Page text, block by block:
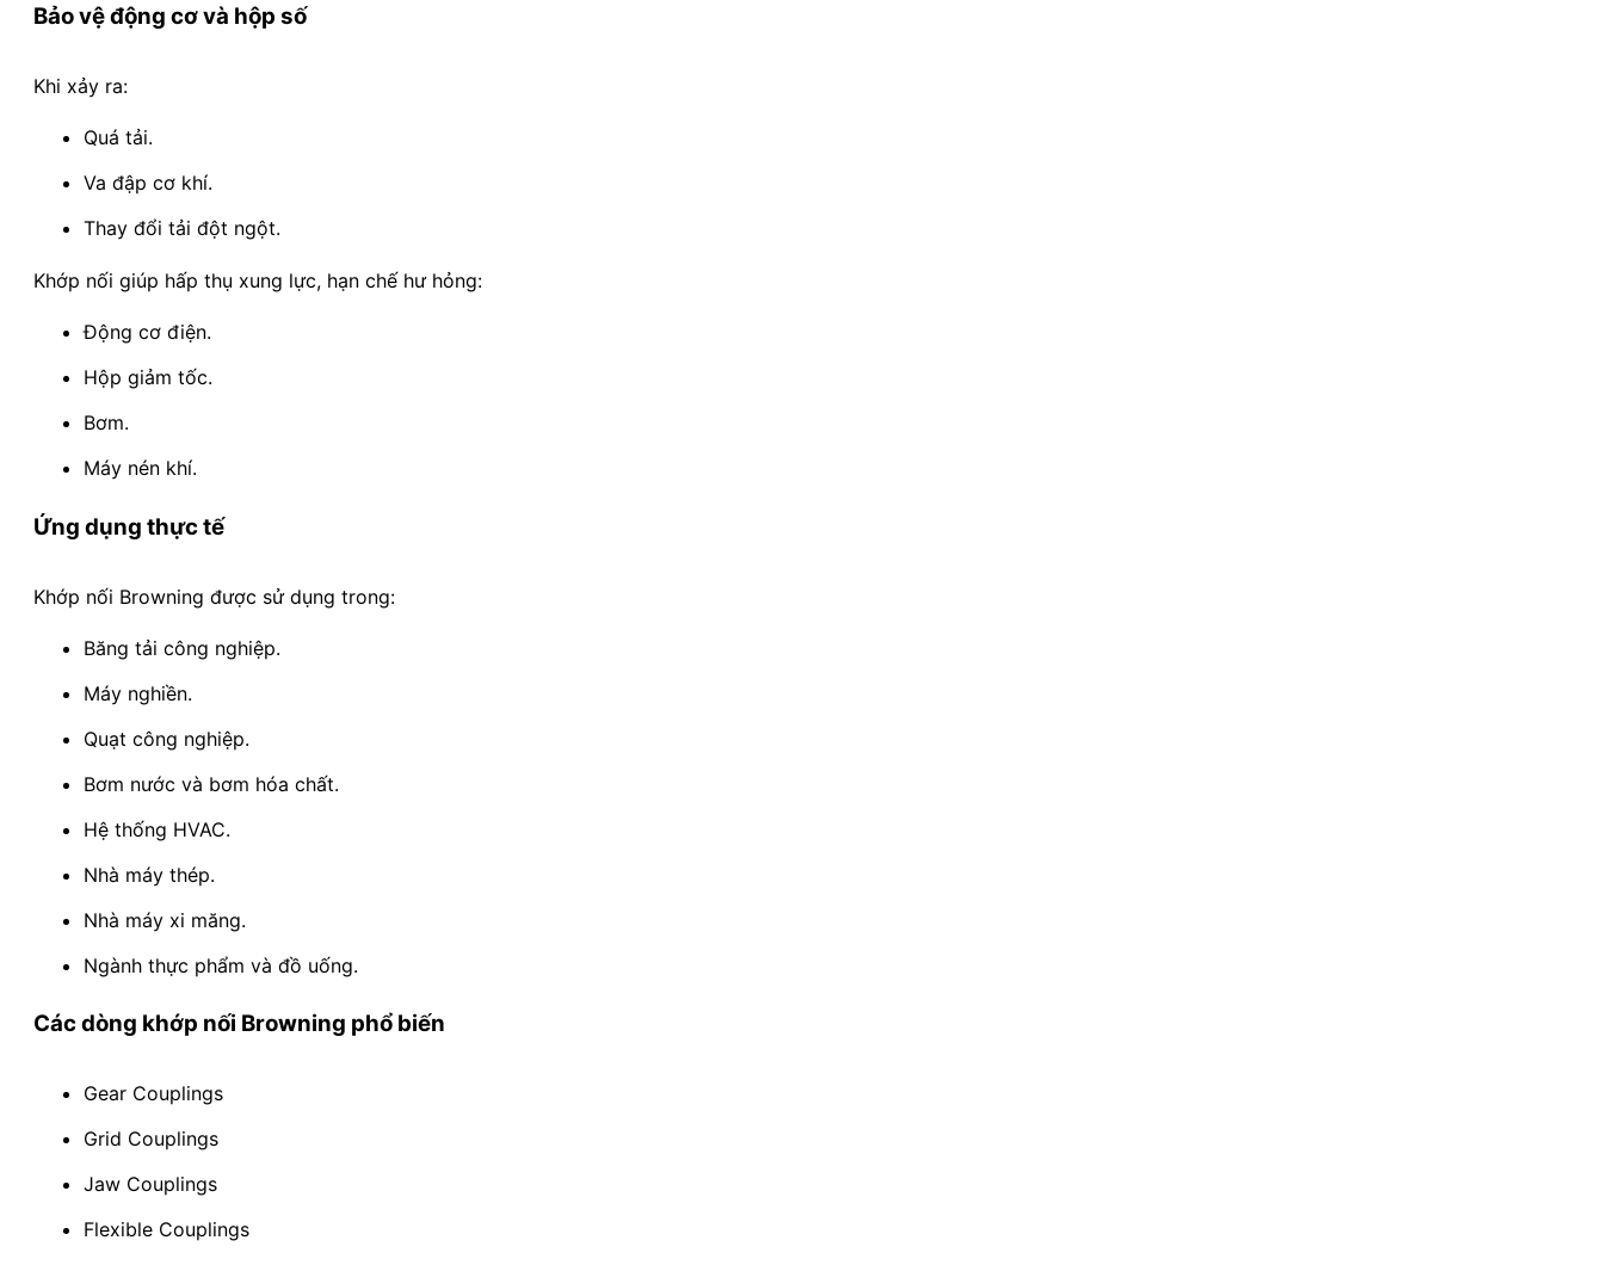
Bảo vệ động cơ và hộp số
Khi xảy ra:
Quá tải.
Va đập cơ khí.
Thay đổi tải đột ngột.
Khớp nối giúp hấp thụ xung lực, hạn chế hư hỏng:
Động cơ điện.
Hộp giảm tốc.
Bơm.
Máy nén khí.
Ứng dụng thực tế
Khớp nối Browning được sử dụng trong:
Băng tải công nghiệp.
Máy nghiền.
Quạt công nghiệp.
Bơm nước và bơm hóa chất.
Hệ thống HVAC.
Nhà máy thép.
Nhà máy xi măng.
Ngành thực phẩm và đồ uống.
Các dòng khớp nối Browning phổ biến
Gear Couplings
Grid Couplings
Jaw Couplings
Flexible Couplings